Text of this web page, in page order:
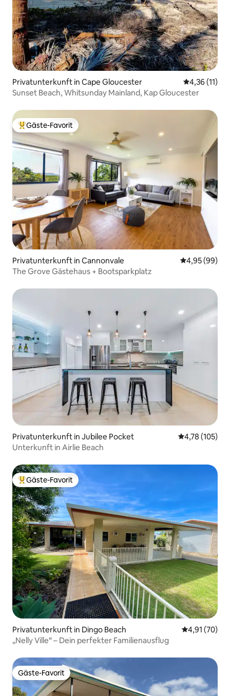
Privatunterkunft in Cape Gloucester
4,36 (11)
Sunset Beach, Whitsunday Mainland, Kap Gloucester
Beliebter Gäste-Favorit.
Gäste-Favorit
Privatunterkunft in Cannonvale
4,95 (99)
The Grove Gästehaus + Bootsparkplatz
Privatunterkunft in Jubilee Pocket
4,78 (105)
Unterkunft in Airlie Beach
Beliebter Gäste-Favorit.
Gäste-Favorit
Privatunterkunft in Dingo Beach
4,91 (70)
„Nelly Ville“ – Dein perfekter Familienausflug
Gäste-Favorit
Gäste-Favorit